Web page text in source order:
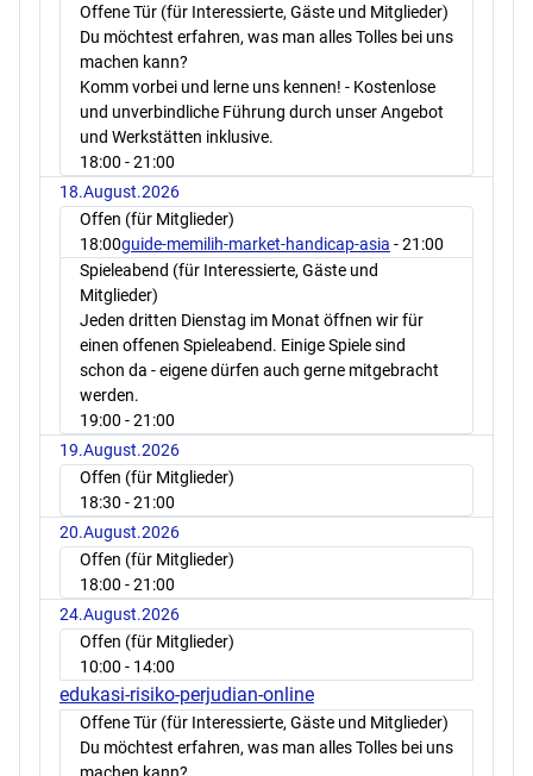
Offene Tür (für Interessierte, Gäste und Mitglieder)
Du möchtest erfahren, was man alles Tolles bei uns
machen kann?
Komm vorbei und lerne uns kennen! - Kostenlose
und unverbindliche Führung durch unser Angebot
und Werkstätten inklusive.
18:00 - 21:00
18.August.2026
Offen (für Mitglieder)
18:00guide-memilih-market-handicap-asia - 21:00
Spieleabend (für Interessierte, Gäste und
Mitglieder)
Jeden dritten Dienstag im Monat öffnen wir für
einen offenen Spieleabend. Einige Spiele sind
schon da - eigene dürfen auch gerne mitgebracht
werden.
19:00 - 21:00
19.August.2026
Offen (für Mitglieder)
18:30 - 21:00
20.August.2026
Offen (für Mitglieder)
18:00 - 21:00
24.August.2026
Offen (für Mitglieder)
10:00 - 14:00
edukasi-risiko-perjudian-online
Offene Tür (für Interessierte, Gäste und Mitglieder)
Du möchtest erfahren, was man alles Tolles bei uns